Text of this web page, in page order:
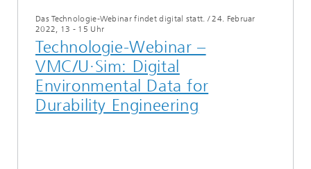
Das Technologie-Webinar findet digital statt. /24. Februar
2022, 13 - 15 Uhr
Technologie-Webinar –
VMC/U·Sim: Digital
Environmental Data for
Durability Engineering